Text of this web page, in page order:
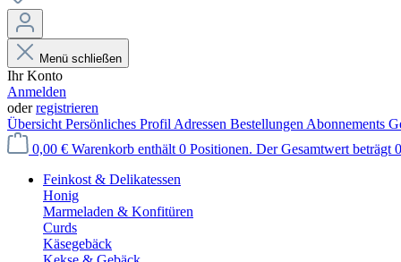
Menü schließen
Ihr Konto
Anmelden
oderregistrieren
Übersicht Persönliches Profil Adressen Bestellungen Abonnements
0,00 € Warenkorb enthält 0 Positionen. Der Gesamtwert beträgt
Feinkost & Delikatessen
Honig
Marmeladen & Konfitüren
Curds
Käsegebäck